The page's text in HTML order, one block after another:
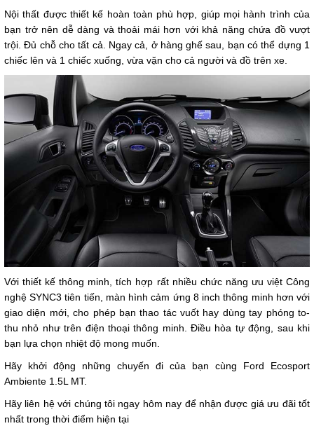
Nội thất được thiết kế hoàn toàn phù hợp, giúp mọi hành trình của
bạn trở nên dễ dàng và thoải mái hơn với khả năng chứa đồ vượt
trội. Đủ chỗ cho tất cả. Ngay cả, ở hàng ghế sau, bạn có thể dựng 1
chiếc lên và 1 chiếc xuống, vừa vặn cho cả người và đồ trên xe.
Với thiết kế thông minh, tích hợp rất nhiều chức năng ưu việt Công
nghệ SYNC3 tiên tiến, màn hình cảm ứng 8 inch thông minh hơn với
giao diện mới, cho phép bạn thao tác vuốt hay dùng tay phóng to-
thu nhỏ như trên điện thoại thông minh. Điều hòa tự động, sau khi
bạn lựa chọn nhiệt độ mong muốn.
Hãy khởi động những chuyến đi của bạn cùng Ford Ecosport
Ambiente 1.5L MT.
Hãy liên hệ với chúng tôi ngay hôm nay để nhận được giá ưu đãi tốt
nhất trong thời điểm hiện tại